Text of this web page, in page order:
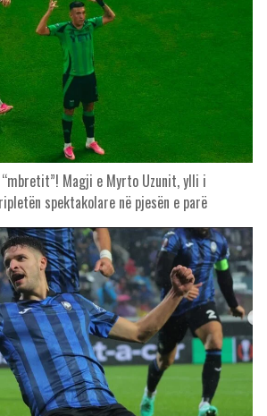
Magji e Myrto Uzunit, ylli i
spektakolare në pjesën e parë